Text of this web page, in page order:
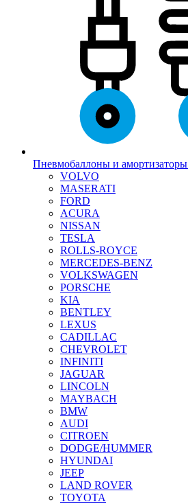
Пневмобаллоны и амортизаторы
VOLVO
MASERATI
FORD
ACURA
NISSAN
TESLA
ROLLS-ROYCE
MERCEDES-BENZ
VOLKSWAGEN
PORSCHE
KIA
BENTLEY
LEXUS
CADILLAC
CHEVROLET
INFINITI
JAGUAR
LINCOLN
MAYBACH
BMW
AUDI
CITROEN
DODGE/HUMMER
HYUNDAI
JEEP
LAND ROVER
TOYOTA